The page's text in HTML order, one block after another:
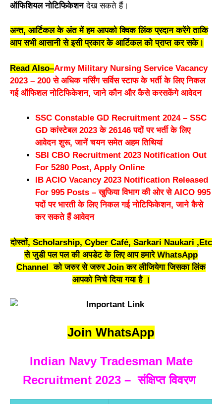
ऑफिशियल नोटिफिकेशनदेख सकते हैं।
अन्त, आर्टिकल के अंत में हम आपको क्विक लिंक प्रदान करेंगे ताकि
आप सभी आसानी से इसी प्रकार के आर्टिकल को प्राप्त कर सके।
Read Also–Army Military Nursing Service Vacancy
2023 – 200 से अधिक नर्सिंग सर्विस स्टाफ के भर्ती के लिए निकल
गई ऑफिशल नोटिफिकेशन, जाने कौन और कैसे करसकेंगे आवेदन
SSC Constable GD Recruitment 2024 – SSC
GD कांस्टेबल 2023 के 26146 पदों पर भर्ती के लिए
आवेदन शुरू, जानें चयन समेत अहम तिथियां
SBI CBO Recruitment 2023 Notification Out
For 5280 Post, Apply Online
IB ACIO Vacancy 2023 Notification Released
For 995 Posts – खुफिया विभाग की ओर से AICO 995
पदों पर भारती के लिए निकल गई नोटिफिकेशन, जाने कैसे
कर सकते हैं आवेदन
दोस्तों, Scholarship, Cyber Café, Sarkari Naukari ,Etc
से जुडी पल पल की अपडेट के लिए आप हमारे WhatsApp
Channel को जरुर से जरुर Join कर लीजियेगा जिसका लिंक
आपको निचे दिया गया है ।
Join WhatsApp
Indian Navy Tradesman Mate
Recruitment 2023 – संक्षिप्त विवरण